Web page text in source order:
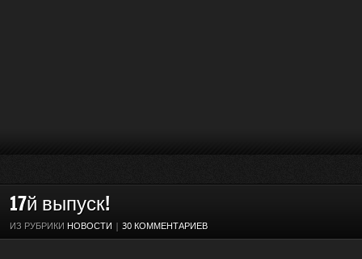
17й выпуск!
ИЗ РУБРИКИ НОВОСТИ | 30 КОММЕНТАРИЕВ